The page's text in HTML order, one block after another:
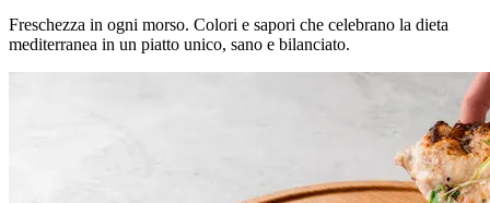
Freschezza in ogni morso. Colori e sapori che celebrano la dieta
mediterranea in un piatto unico, sano e bilanciato.